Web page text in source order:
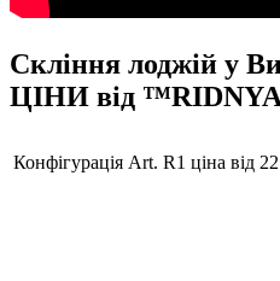
Скління лоджій у
ЦІНИ від ™RIDNYA
Конфігурація Art. R1 ціна від